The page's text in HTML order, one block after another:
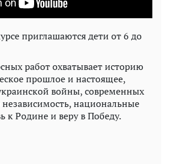
приглашаются дети от 6 до
работ охватывает историю
прошлое и настоящее,
войны, современных
независимость, национальные
к Родине и веру в Победу.